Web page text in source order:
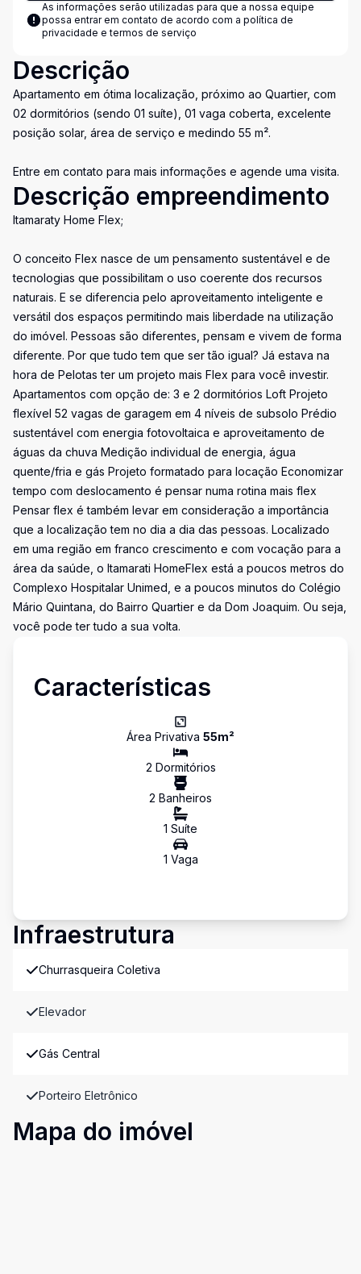
As informações serão utilizadas para que a nossa equipe
possa entrar em contato de acordo com a política de
privacidade e termos de serviço
Descrição
Apartamento em ótima localização, próximo ao Quartier, com
02 dormitórios (sendo 01 suíte), 01 vaga coberta, excelente
posição solar, área de serviço e medindo 55 m².
Entre em contato para mais informações e agende uma visita.
Descrição empreendimento
Itamaraty Home Flex;
O conceito Flex nasce de um pensamento sustentável e de
tecnologias que possibilitam o uso coerente dos recursos
naturais. E se diferencia pelo aproveitamento inteligente e
versátil dos espaços permitindo mais liberdade na utilização
do imóvel. Pessoas são diferentes, pensam e vivem de forma
diferente. Por que tudo tem que ser tão igual? Já estava na
hora de Pelotas ter um projeto mais Flex para você investir.
Apartamentos com opção de: 3 e 2 dormitórios Loft Projeto
flexível 52 vagas de garagem em 4 níveis de subsolo Prédio
sustentável com energia fotovoltaica e aproveitamento de
águas da chuva Medição individual de energia, água
quente/fria e gás Projeto formatado para locação Economizar
tempo com deslocamento é pensar numa rotina mais flex
Pensar flex é também levar em consideração a importância
que a localização tem no dia a dia das pessoas. Localizado
em uma região em franco crescimento e com vocação para a
área da saúde, o Itamarati HomeFlex está a poucos metros do
Complexo Hospitalar Unimed, e a poucos minutos do Colégio
Mário Quintana, do Bairro Quartier e da Dom Joaquim. Ou seja,
você pode ter tudo a sua volta.
Características
Área Privativa 55m²
2 Dormitórios
2 Banheiros
1 Suíte
1 Vaga
Infraestrutura
Churrasqueira Coletiva
Elevador
Gás Central
Porteiro Eletrônico
Mapa do imóvel